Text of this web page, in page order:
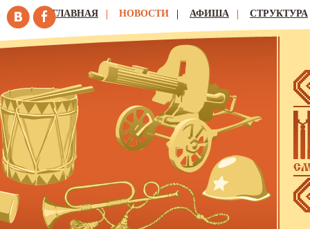
ГЛАВНАЯ НОВОСТИ АФИША СТРУКТУРА